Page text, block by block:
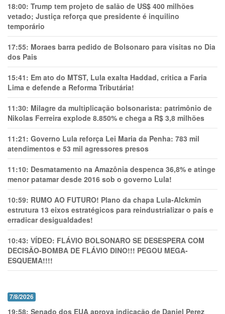
18:00: Trump tem projeto de salão de US$ 400 milhões
vetado; Justiça reforça que presidente é inquilino
temporário
17:55: Moraes barra pedido de Bolsonaro para visitas no Dia
dos Pais
15:41: Em ato do MTST, Lula exalta Haddad, critica a Faria
Lima e defende a Reforma Tributária!
11:30: Milagre da multiplicação bolsonarista: patrimônio de
Nikolas Ferreira explode 8.850% e chega a R$ 3,8 milhões
11:21: Governo Lula reforça Lei Maria da Penha: 783 mil
atendimentos e 53 mil agressores presos
11:10: Desmatamento na Amazônia despenca 36,8% e atinge
menor patamar desde 2016 sob o governo Lula!
10:59: RUMO AO FUTURO! Plano da chapa Lula-Alckmin
estrutura 13 eixos estratégicos para reindustrializar o país e
erradicar desigualdades!
10:43: VÍDEO: FLÁVIO BOLSONARO SE DESESPERA COM
DECISÃO-BOMBA DE FLÁVIO DINO!!! PEGOU MEGA-
ESQUEMA!!!!
7/8/2026
19:58: Senado dos EUA aprova indicação de Daniel Perez